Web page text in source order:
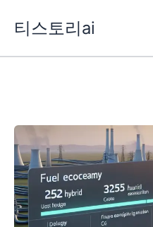
티스토리ai